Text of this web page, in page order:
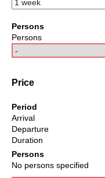
Persons
Persons
Price
Period
Arrival
Departure
Duration
Persons
No persons specified